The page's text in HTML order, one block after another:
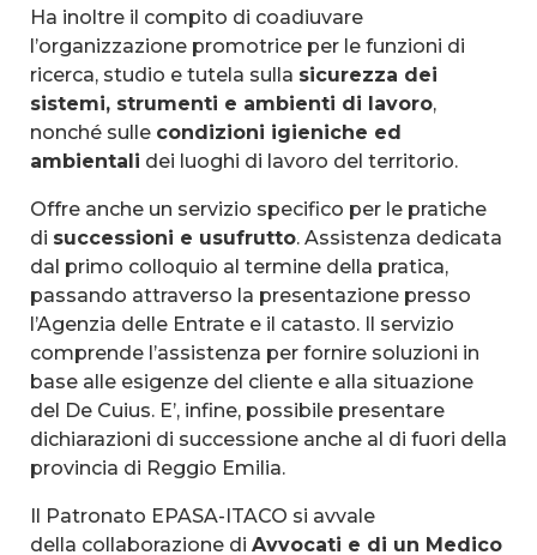
Ha inoltre il compito di coadiuvare
l’organizzazione promotrice per le funzioni di
ricerca, studio e tutela sulla sicurezza dei
sistemi, strumenti e ambienti di lavoro,
nonché sulle condizioni igieniche ed
ambientali dei luoghi di lavoro del territorio.
Offre anche un servizio specifico per le pratiche
di successioni e usufrutto. Assistenza dedicata
dal primo colloquio al termine della pratica,
passando attraverso la presentazione presso
l’Agenzia delle Entrate e il catasto. Il servizio
comprende l’assistenza per fornire soluzioni in
base alle esigenze del cliente e alla situazione
del De Cuius. E’, infine, possibile presentare
dichiarazioni di successione anche al di fuori della
provincia di Reggio Emilia.
Il Patronato EPASA-ITACO si avvale
della collaborazione di Avvocati e di un Medico